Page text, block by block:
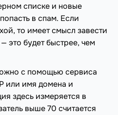
списке и новые
в спам. Если
то имеет смысл завести
это будет быстрее, чем
с помощью сервиса
или имя домена и
здесь измеряется в
выше 70 считается